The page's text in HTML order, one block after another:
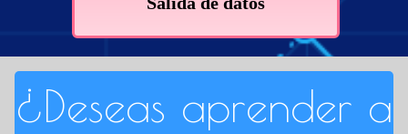
¿Deseas aprender a